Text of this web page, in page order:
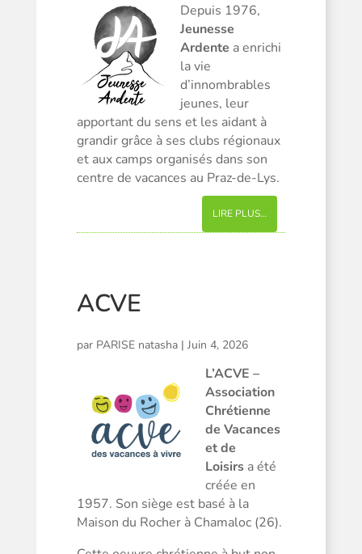
Depuis 1976,
Jeunesse
Ardente a enrichi
la vie
d’innombrables
jeunes, leur
apportant du sens et les aidant à
grandir grâce à ses clubs régionaux
et aux camps organisés dans son
centre de vacances au Praz-de-Lys.
LIRE PLUS…
ACVE
par PARISE natasha| Juin 4, 2026
L’ACVE –
Association
Chrétienne
de Vacances
et de
Loisirsa été
créée en
1957. Son siège est basé à la
Maison du Rocher à Chamaloc (26).